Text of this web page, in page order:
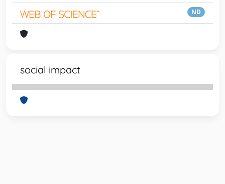
ND
social impact